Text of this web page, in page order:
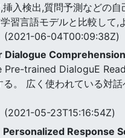
入検出,質問予測などの
習言語モデルと比較して,
(2021-06-04T00:09:38Z)
Comprehension
Pre-trained DialoguE
。 広く使われている対
(2021-05-23T15:16:54Z)
Response